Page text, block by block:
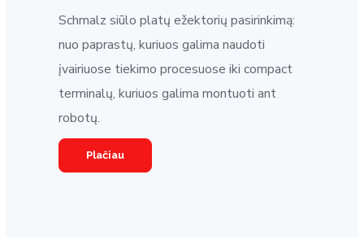
Schmalz siūlo platų ežektorių pasirinkimą:
nuo paprastų, kuriuos galima naudoti
įvairiuose tiekimo procesuose iki compact
terminalų, kuriuos galima montuoti ant
robotų.
Plačiau